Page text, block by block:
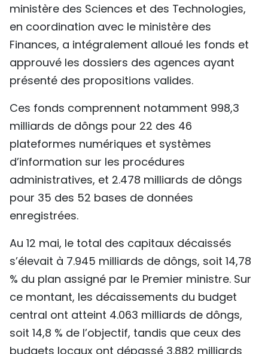
ministère des Sciences et des Technologies,
en coordination avec le ministère des
Finances, a intégralement alloué les fonds et
approuvé les dossiers des agences ayant
présenté des propositions valides.
Ces fonds comprennent notamment 998,3
milliards de dôngs pour 22 des 46
plateformes numériques et systèmes
d’information sur les procédures
administratives, et 2.478 milliards de dôngs
pour 35 des 52 bases de données
enregistrées.
Au 12 mai, le total des capitaux décaissés
s’élevait à 7.945 milliards de dôngs, soit 14,78
% du plan assigné par le Premier ministre. Sur
ce montant, les décaissements du budget
central ont atteint 4.063 milliards de dôngs,
soit 14,8 % de l’objectif, tandis que ceux des
budgets locaux ont dépassé 3.882 milliards